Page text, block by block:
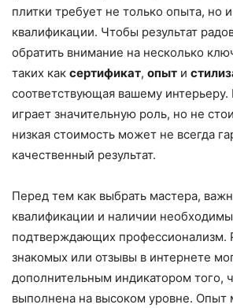
плитки требует не только опыта, но
квалификации. Чтобы результат
обратить внимание на несколько
таких как сертификат, опыт и
соответствующая вашему интерьеру.
играет значительную роль, но не
низкая стоимость может не всегда
качественный результат.
Перед тем как выбрать мастера,
квалификации и наличии
подтверждающих профессионализм.
знакомых или отзывы в интернете
дополнительным индикатором того,
выполнена на высоком уровне. Опыт